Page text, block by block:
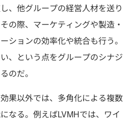
、他グループの経営人材を送り
の際、マーケティングや製造・
ションの効率化や統合も行う。
、という点をグループのシナジ
のだ。
果以外では、多角化による複数
なる。例えばLVMHでは、ワイ